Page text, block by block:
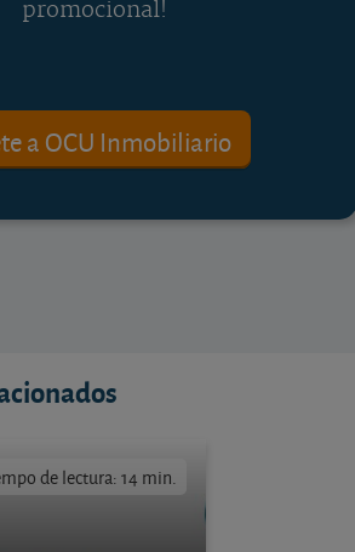
promocional!
a OCU Inmobiliario
de lectura: 14 min.